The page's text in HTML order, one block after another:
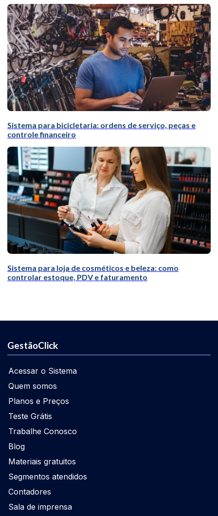
Sistema para bicicletaria: ordens de serviço, peças e
controle financeiro
Sistema para loja de cosméticos e beleza: como
controlar estoque, PDV e faturamento
GestãoClick
Acessar o Sistema
Quem somos
Planos e Preços
Teste Grátis
Trabalhe Conosco
Blog
Materiais gratuitos
Segmentos atendidos
Contadores
Sala de imprensa